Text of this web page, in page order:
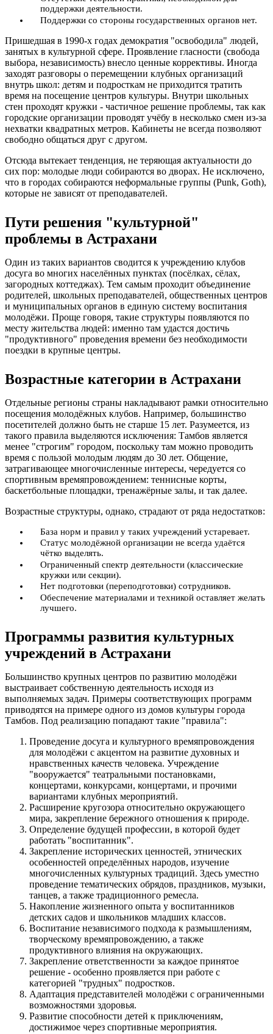
поддержки деятельности.
Поддержки со стороны государственных органов нет.
Пришедшая в 1990-х годах демократия "освободила" людей,
занятых в культурной сфере. Проявление гласности (свобода
выбора, независимость) внесло ценные коррективы. Иногда
заходят разговоры о перемещении клубных организаций
внутрь школ: детям и подросткам не приходится тратить
время на посещение центров культуры. Внутри школьных
стен проходят кружки - частичное решение проблемы, так как
городские организации проводят учёбу в несколько смен из-за
нехватки квадратных метров. Кабинеты не всегда позволяют
свободно общаться друг с другом.
Отсюда вытекает тенденция, не теряющая актуальности до
сих пор: молодые люди собираются во дворах. Не исключено,
что в городах собираются неформальные группы (Punk, Goth),
которые не зависят от преподавателей.
Пути решения "культурной"
проблемы в Астрахани
Один из таких вариантов сводится к учреждению клубов
досуга во многих населённых пунктах (посёлках, сёлах,
загородных коттеджах). Тем самым проходит объединение
родителей, школьных преподавателей, общественных центров
и муниципальных органов в единую систему воспитания
молодёжи. Проще говоря, такие структуры появляются по
месту жительства людей: именно там удастся достичь
"продуктивного" проведения времени без необходимости
поездки в крупные центры.
Возрастные категории в Астрахани
Отдельные регионы страны накладывают рамки относительно
посещения молодёжных клубов. Например, большинство
посетителей должно быть не старше 15 лет. Разумеется, из
такого правила выделяются исключения: Тамбов является
менее "строгим" городом, поскольку там можно проводить
время с пользой молодым людям до 30 лет. Общение,
затрагивающее многочисленные интересы, чередуется со
спортивным времяпровождением: теннисные корты,
баскетбольные площадки, тренажёрные залы, и так далее.
Возрастные структуры, однако, страдают от ряда недостатков:
База норм и правил у таких учреждений устаревает.
Статус молодёжной организации не всегда удаётся
чётко выделять.
Ограниченный спектр деятельности (классические
кружки или секции).
Нет подготовки (переподготовки) сотрудников.
Обеспечение материалами и техникой оставляет желать
лучшего.
Программы развития культурных
учреждений в Астрахани
Большинство крупных центров по развитию молодёжи
выстраивает собственную деятельность исходя из
выполняемых задач. Примеры соответствующих программ
приводятся на примере одного из домов культуры города
Тамбов. Под реализацию попадают такие "правила":
Проведение досуга и культурного времяпровождения
для молодёжи с акцентом на развитие духовных и
нравственных качеств человека. Учреждение
"вооружается" театральными постановками,
концертами, конкурсами, концертами, и прочими
вариантами клубных мероприятий.
Расширение кругозора относительно окружающего
мира, закрепление бережного отношения к природе.
Определение будущей профессии, в которой будет
работать "воспитанник".
Закрепление исторических ценностей, этнических
особенностей определённых народов, изучение
многочисленных культурных традиций. Здесь уместно
проведение тематических обрядов, праздников, музыки,
танцев, а также традиционного ремесла.
Накопление жизненного опыта у воспитанников
детских садов и школьников младших классов.
Воспитание независимого подхода к размышлениям,
творческому времяпровождению, а также
продуктивного влияния на окружающих.
Закрепление ответственности за каждое принятое
решение - особенно проявляется при работе с
категорией "трудных" подростков.
Адаптация представителей молодёжи с ограниченными
возможностями здоровья.
Развитие способности детей к приключениям,
достижимое через спортивные мероприятия.